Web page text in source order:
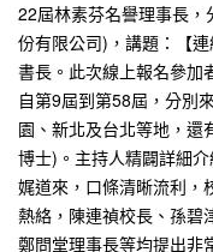
22屆林素芬名譽理事長
份有限公司)，講題：【
書長。此次線上報名參加
自第9屆到第58屆，分別
園、新北及台北等地，還
博士)。主持人精闢詳細
娓道來，口條清晰流利，
熱絡，陳連禎校長、孫碧
鄭問堂理事長等均提出非